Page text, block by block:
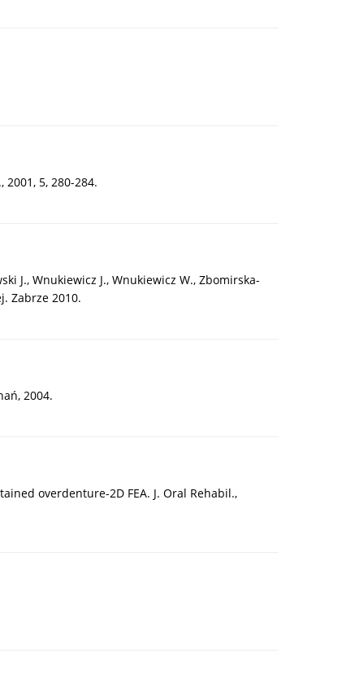
5, 280-284.
J., Wnukiewicz J., Wnukiewicz W., Zbomirska-
Zabrze 2010.
2004.
overdenture-2D FEA. J. Oral Rehabil.,